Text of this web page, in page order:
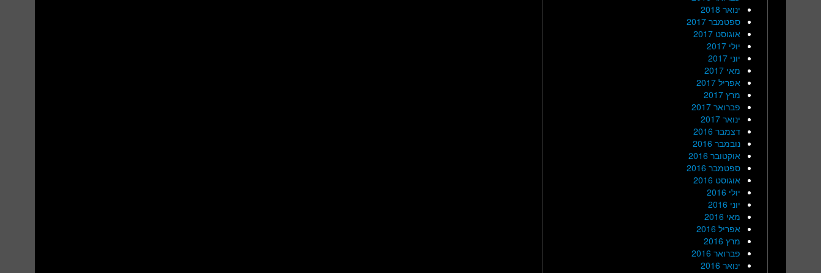
ינואר 2018
ספטמבר 2017
אוגוסט 2017
יולי 2017
יוני 2017
מאי 2017
אפריל 2017
מרץ 2017
פברואר 2017
ינואר 2017
דצמבר 2016
נובמבר 2016
אוקטובר 2016
ספטמבר 2016
אוגוסט 2016
יולי 2016
יוני 2016
מאי 2016
אפריל 2016
מרץ 2016
פברואר 2016
ינואר 2016